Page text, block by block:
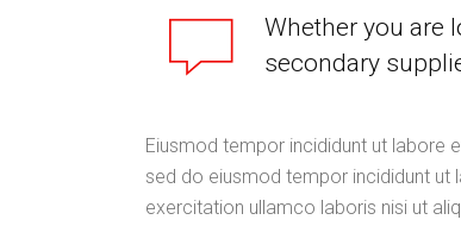
Whether you are
secondary
Eiusmod tempor incididunt ut labore
sed do eiusmod tempor incididunt ut
exercitation ullamco laboris nisi ut